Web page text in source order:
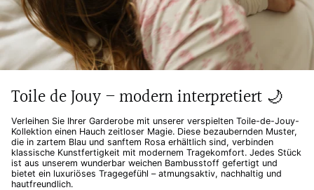
Toile de Jouy – modern interpretiert 🌙
Verleihen Sie Ihrer Garderobe mit unserer verspielten Toile-de-Jouy-
Kollektion einen Hauch zeitloser Magie. Diese bezaubernden Muster,
die in zartem Blau und sanftem Rosa erhältlich sind, verbinden
klassische Kunstfertigkeit mit modernem Tragekomfort. Jedes Stück
ist aus unserem wunderbar weichen Bambusstoff gefertigt und
bietet ein luxuriöses Tragegefühl – atmungsaktiv, nachhaltig und
hautfreundlich.